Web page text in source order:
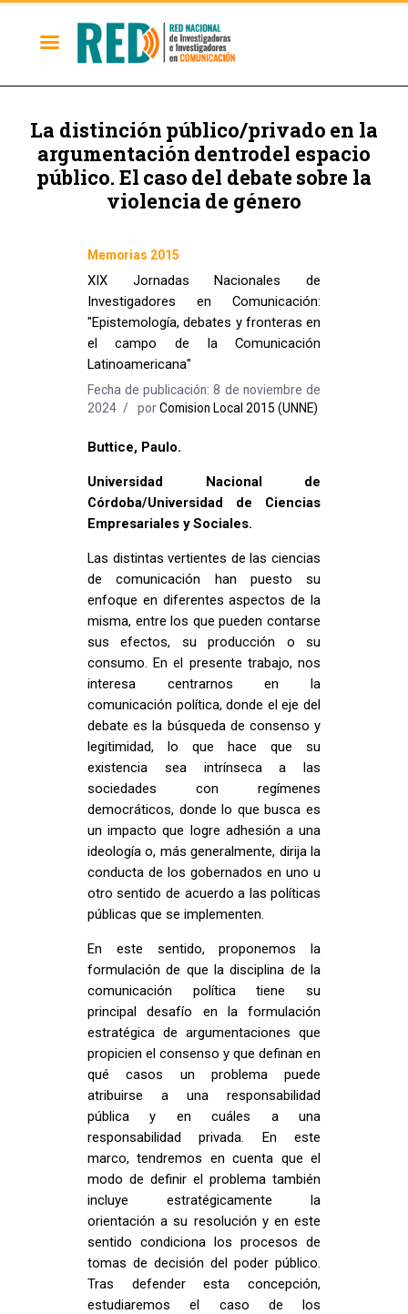
La distinción público/privado en la
argumentación dentrodel espacio
público. El caso del debate sobre la
violencia de género
Memorias 2015
XIX Jornadas Nacionales de
Investigadores en Comunicación:
"Epistemología, debates y fronteras en
el campo de la Comunicación
Latinoamericana"
Fecha de publicación: 8 de noviembre de
2024
porComision Local 2015 (UNNE)
Buttice, Paulo.
Universidad Nacional de
Córdoba/Universidad de Ciencias
Empresariales y Sociales.
Las distintas vertientes de las ciencias
de comunicación han puesto su
enfoque en diferentes aspectos de la
misma, entre los que pueden contarse
sus efectos, su producción o su
consumo. En el presente trabajo, nos
interesa centrarnos en la
comunicación política, donde el eje del
debate es la búsqueda de consenso y
legitimidad, lo que hace que su
existencia sea intrínseca a las
sociedades con regímenes
democráticos, donde lo que busca es
un impacto que logre adhesión a una
ideología o, más generalmente, dirija la
conducta de los gobernados en uno u
otro sentido de acuerdo a las políticas
públicas que se implementen.
En este sentido, proponemos la
formulación de que la disciplina de la
comunicación política tiene su
principal desafío en la formulación
estratégica de argumentaciones que
propicien el consenso y que definan en
qué casos un problema puede
atribuirse a una responsabilidad
pública y en cuáles a una
responsabilidad privada. En este
marco, tendremos en cuenta que el
modo de definir el problema también
incluye estratégicamente la
orientación a su resolución y en este
sentido condiciona los procesos de
tomas de decisión del poder público.
Tras defender esta concepción,
estudiaremos el caso de los